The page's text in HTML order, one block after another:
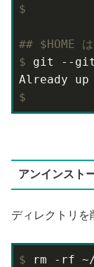
$
## $HOME は
$ git --
$
アンインスト
ディレクトリを
$ rm -rf